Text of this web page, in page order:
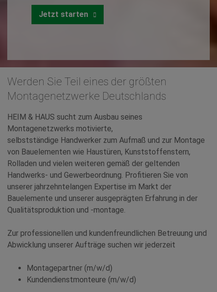
Jetzt starten
Werden Sie Teil eines der größten
Montagenetzwerke Deutschlands
HEIM & HAUS sucht zum Ausbau seines
Montagenetzwerks motivierte,
selbstständige Handwerker zum Aufmaß und zur Montage
von Bauelementen wie Haustüren, Kunststoffenstern,
Rolladen und vielen weiteren gemäß der geltenden
Handwerks- und Gewerbeordnung. Profitieren Sie von
unserer jahrzehntelangen Expertise im Markt der
Bauelemente und unserer ausgeprägten Erfahrung in der
Qualitätsproduktion und -montage.
Zur professionellen und kundenfreundlichen Betreuung und
Abwicklung unserer Aufträge suchen wir jederzeit
Montagepartner (m/w/d)
Kundendienstmonteure (m/w/d)